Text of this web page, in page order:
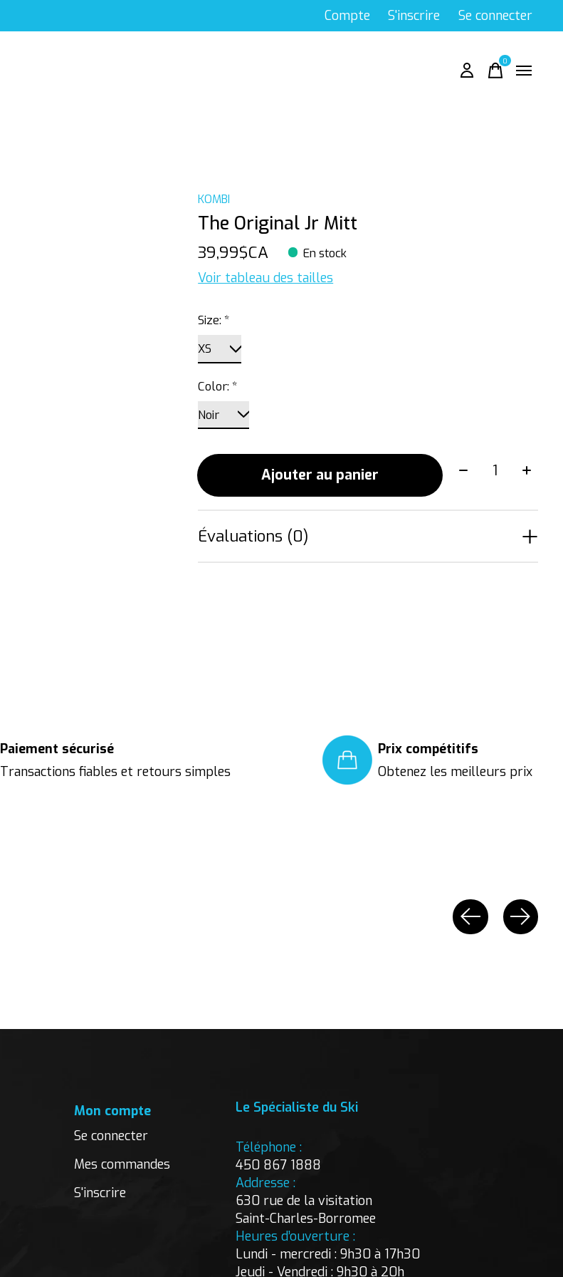
Compte S'inscrire Se connecter
0items
KOMBI
The Original Jr Mitt
39,99$CA En stock
Voir tableau des tailles
Size: *
Color: *
Ajouter au panier
Quantité:
Évaluations (0)
Paiement sécurisé
Transactions fiables et retours simples
Prix compétitifs
Obtenez les meilleurs prix
Mon compte
Se connecter
Mes commandes
S'inscrire
Le Spécialiste du Ski
Téléphone :
450 867 1888
Addresse :
630 rue de la visitation
Saint-Charles-Borromee
Heures d’ouverture :
Lundi - mercredi : 9h30 à 17h30
Jeudi - Vendredi : 9h30 à 20h